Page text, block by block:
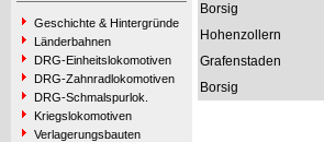
Geschichte & Hintergründe
Länderbahnen
DRG-Einheitslokomotiven
DRG-Zahnradlokomotiven
DRG-Schmalspurlok.
Kriegslokomotiven
Verlagerungsbauten
Borsig
Hohenzollern
Grafenstaden
Borsig